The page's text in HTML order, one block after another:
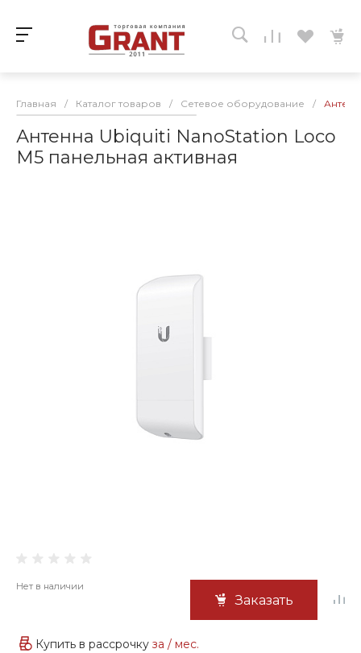
Главная / Каталог товаров / Сетевое оборудование /
Антенна Ubiquiti NanoStation Loco
M5 панельная активная
Нет в наличии
Заказать
Купить в рассрочку за / мес.